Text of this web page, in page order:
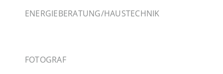
ENERGIEBERATUNG/HAUSTECHNIK
FOTOGRAF